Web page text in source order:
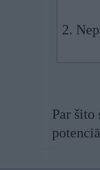
2.
Par